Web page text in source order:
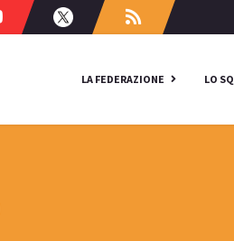
LA FEDERAZIONE LO